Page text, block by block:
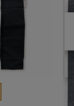
ョーツ
ョーツ
hotto comfort
ューティアクティブ
COLORS
、みんなの。